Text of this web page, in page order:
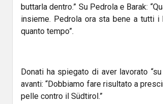
buttarla dentro.” Su Pedrola e Barak:
insieme. Pedrola ora sta bene a tutti
quanto tempo”.
Donati ha spiegato di aver lavorato
avanti: “Dobbiamo fare risultato a
pelle contro il Südtirol.”